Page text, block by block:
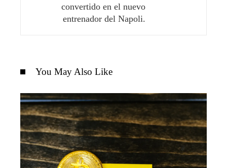
convertido en el nuevo
entrenador del Napoli.
You May Also Like